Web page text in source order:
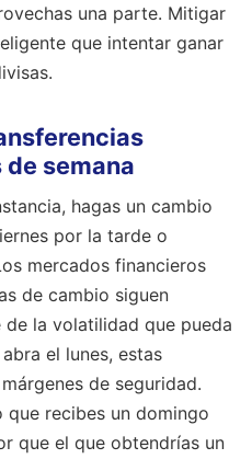
una parte. Mitigar
que intentar ganar
semana
hagas un cambio
por la tarde o
mercados financieros
de cambio siguen
la volatilidad que pueda
el lunes, estas
de seguridad.
recibes un domingo
que el que obtendrías un